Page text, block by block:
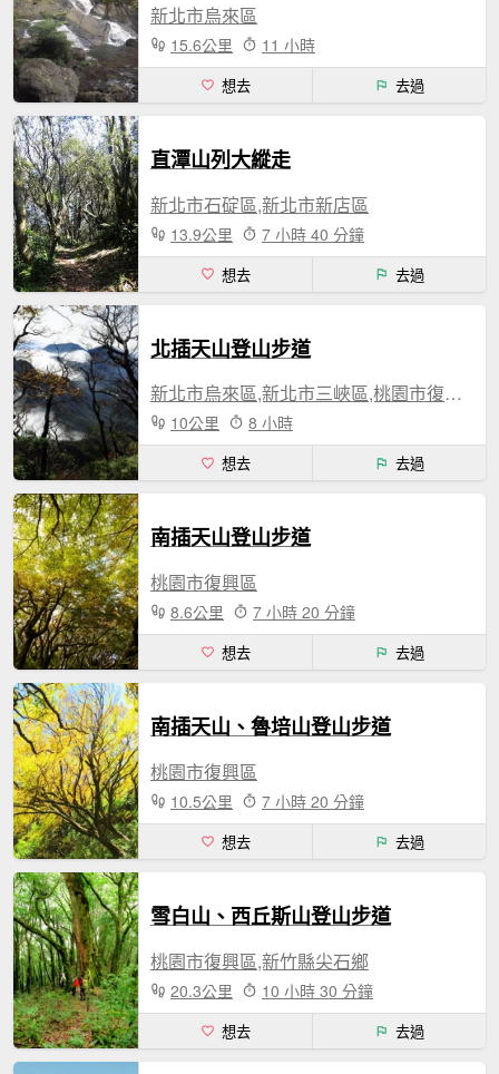
新北市烏來區
15.6公里 11 小時
想去 去過
直潭山列大縱走
新北市石碇區,新北市新店區
13.9公里 7 小時 40 分鐘
想去 去過
北插天山登山步道
新北市烏來區,新北市三峽區,桃園市復興區
10公里 8 小時
想去 去過
南插天山登山步道
桃園市復興區
8.6公里 7 小時 20 分鐘
想去 去過
南插天山、魯培山登山步道
桃園市復興區
10.5公里 7 小時 20 分鐘
想去 去過
雪白山、西丘斯山登山步道
桃園市復興區,新竹縣尖石鄉
20.3公里 10 小時 30 分鐘
想去 去過